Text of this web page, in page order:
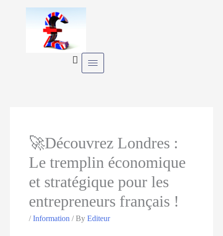
🚀Découvrez Londres :
Le tremplin économique
et stratégique pour les
entrepreneurs français !
/Information / ByEditeur